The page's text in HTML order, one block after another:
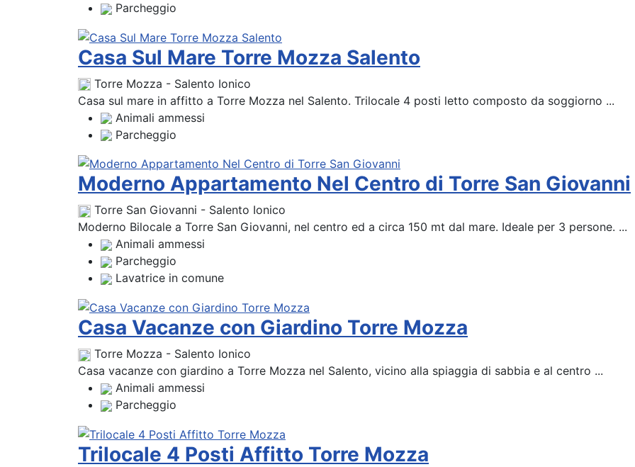
Parcheggio
Casa Sul Mare Torre Mozza Salento
Torre Mozza - Salento Ionico
Casa sul mare in affitto a Torre Mozza nel Salento. Trilocale 4 posti letto composto da soggiorno ...
Animali ammessi
Parcheggio
Moderno Appartamento Nel Centro di Torre San Giovanni
Torre San Giovanni - Salento Ionico
Moderno Bilocale a Torre San Giovanni, nel centro ed a circa 150 mt dal mare. Ideale per 3 persone. ...
Animali ammessi
Parcheggio
Lavatrice in comune
Casa Vacanze con Giardino Torre Mozza
Torre Mozza - Salento Ionico
Casa vacanze con giardino a Torre Mozza nel Salento, vicino alla spiaggia di sabbia e al centro ...
Animali ammessi
Parcheggio
Trilocale 4 Posti Affitto Torre Mozza